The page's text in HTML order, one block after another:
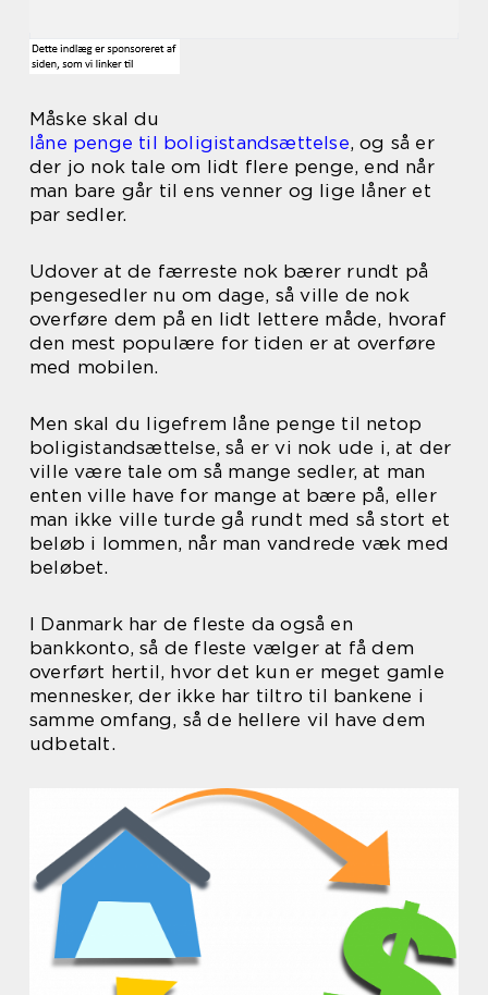
Måske skal du
låne penge til boligistandsættelse, og så er
der jo nok tale om lidt flere penge, end når
man bare går til ens venner og lige låner et
par sedler.
Udover at de færreste nok bærer rundt på
pengesedler nu om dage, så ville de nok
overføre dem på en lidt lettere måde, hvoraf
den mest populære for tiden er at overføre
med mobilen.
Men skal du ligefrem låne penge til netop
boligistandsættelse, så er vi nok ude i, at der
ville være tale om så mange sedler, at man
enten ville have for mange at bære på, eller
man ikke ville turde gå rundt med så stort et
beløb i lommen, når man vandrede væk med
beløbet.
I Danmark har de fleste da også en
bankkonto, så de fleste vælger at få dem
overført hertil, hvor det kun er meget gamle
mennesker, der ikke har tiltro til bankene i
samme omfang, så de hellere vil have dem
udbetalt.